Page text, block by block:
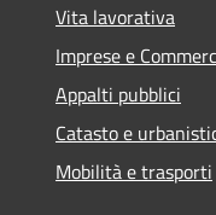
Vita lavorativa
Imprese e
Appalti pubblici
Catasto e
Mobilità e trasporti